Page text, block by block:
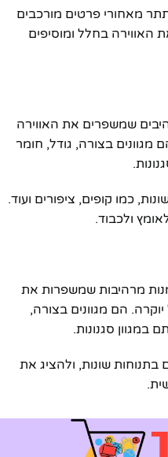
מאחורי פרטים מורכבים
האווירה בחלל ומוסיפים
שמשפרים את האווירה
מגוונים בצורה, גודל, חומר
כמו קופים, ציפורים ועוד.
ולכבוד.
מרהיבות שמשפרות את
הם מגוונים בצורה,
במגוון סגנונות.
בתנוחות שונות, ולהציג את